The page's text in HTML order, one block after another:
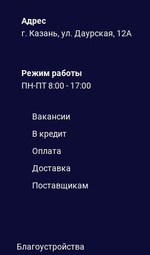
Адрес
г. Казань, ул. Даурская, 12А
Режим работы
ПН-ПТ 8:00 - 17:00
Вакансии
В кредит
Оплата
Доставка
Поставщикам
Благоустройства